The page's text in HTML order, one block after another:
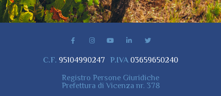
C.F. 95104990247 P.IVA03659650240
Registro Persone Giuridiche
Prefettura di Vicenza nr. 378